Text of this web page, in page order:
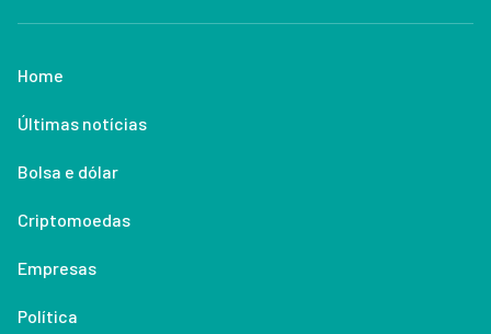
Home
Últimas notícias
Bolsa e dólar
Criptomoedas
Empresas
Política